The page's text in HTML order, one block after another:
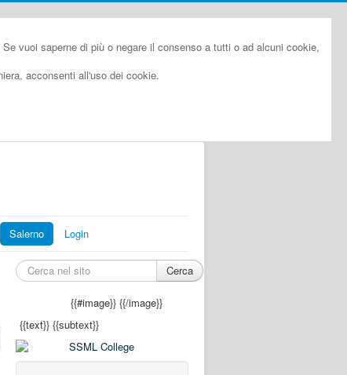
vuoi saperne di più o negare il consenso a tutti o ad alcuni cookie,
acconsenti all'uso dei cookie.
Salerno Login
Cerca
{{#image}}{{/image}}
{{text}} {{subtext}}